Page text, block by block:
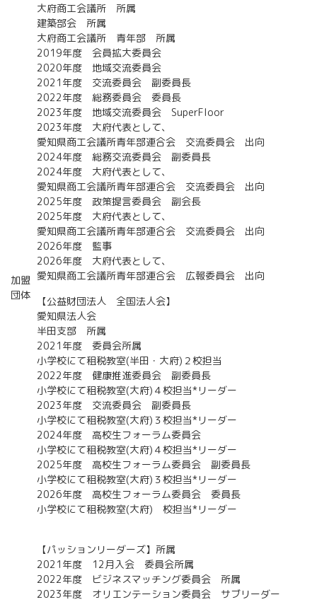
加盟
団体
大府商工会議所 所属
建築部会 所属
大府商工会議所 青年部 所属
2019年度 会員拡大委員会
2020年度 地域交流委員会
2021年度 交流委員会 副委員長
2022年度 総務委員会 委員長
2023年度 地域交流委員会 SuperFloor
2023年度 大府代表として、
愛知県商工会議所青年部連合会 交流委員会 出向
2024年度 総務交流委員会 副委員長
2024年度 大府代表として、
愛知県商工会議所青年部連合会 交流委員会 出向
2025年度 政策提言委員会 副会長
2025年度 大府代表として、
愛知県商工会議所青年部連合会 交流委員会 出向
2026年度 監事
2026年度 大府代表として、
愛知県商工会議所青年部連合会 広報委員会 出向
【公益財団法人 全国法人会】
愛知県法人会
半田支部 所属
2021年度 委員会所属
小学校にて租税教室(半田・大府)２校担当
2022年度 健康推進委員会 副委員長
小学校にて租税教室(大府)４校担当*リーダー
2023年度 交流委員会 副委員長
小学校にて租税教室(大府)３校担当*リーダー
2024年度 高校生フォーラム委員会
小学校にて租税教室(大府)４校担当*リーダー
2025年度 高校生フォーラム委員会 副委員長
小学校にて租税教室(大府)３校担当*リーダー
2026年度 高校生フォーラム委員会 委員長
小学校にて租税教室(大府) 校担当*リーダー
【パッションリーダーズ】所属
2021年度 12月入会 委員会所属
2022年度 ビジネスマッチング委員会 所属
2023年度 オリエンテーション委員会 サブリーダー